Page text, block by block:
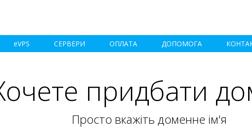
eVPS СЕРВЕРИ ОПЛАТА ДОПОМОГА
придбати
Просто вкажіть доменне ім'я